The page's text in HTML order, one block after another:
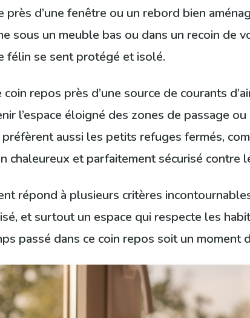
d’une fenêtre ou un rebord bien
sous un meuble bas ou dans un recoin de
félin se sent protégé et isolé.
repos près d’une source de courants
l’espace éloigné des zones de passage
préfèrent aussi les petits refuges fermés,
chaleureux et parfaitement sécurisé contre
répond à plusieurs critères
et surtout un espace qui respecte les
passé dans ce coin repos soit un moment